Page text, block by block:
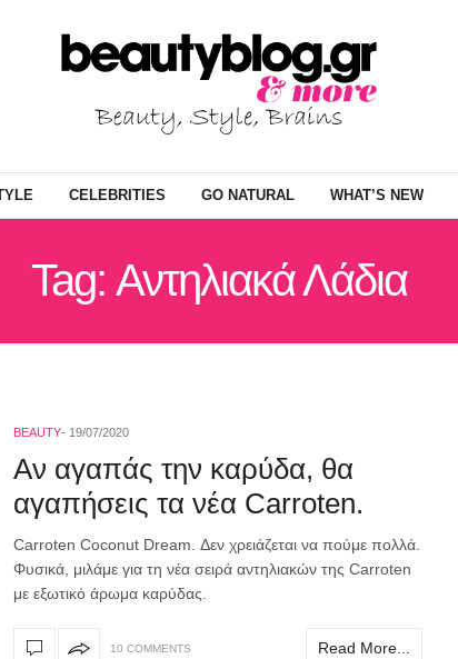
CELEBRITIES GO NATURAL WHAT’S NEW
Tag: Αντηλιακά Λάδια
BEAUTY 19/07/2020
Αν αγαπάς την καρύδα, θα
αγαπήσεις τα νέα Carroten.
Carroten Coconut Dream. Δεν χρειάζεται να πούμε πολλά.
Φυσικά, μιλάμε για τη νέα σειρά αντηλιακών της Carroten
με εξωτικό άρωμα καρύδας.
10 COMMENTS Read More...